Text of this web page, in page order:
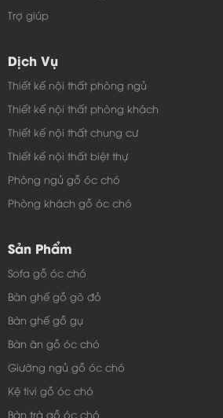
Trợ giúp
Dịch Vụ
Thiết kế nội thất phòng ngủ
Thiết kế nội thất phòng khách
Thiết kế nội thất chung cư
Thiết kế nội thất biệt thự
Phòng ngủ gỗ óc chó
Phòng khách gỗ óc chó
Sản Phẩm
Sofa gỗ óc chó
Bàn ghế gỗ gõ đỏ
Bàn ghế gỗ gụ
Bàn ăn gỗ óc chó
Giường ngủ gỗ óc chó
Kệ tivi gỗ óc chó
Bàn trà gỗ óc chó